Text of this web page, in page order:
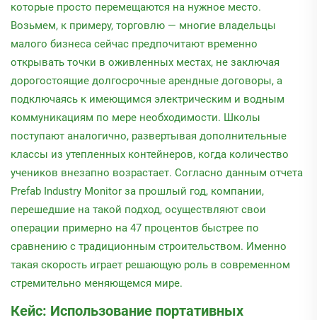
которые просто перемещаются на нужное место.
Возьмем, к примеру, торговлю — многие владельцы
малого бизнеса сейчас предпочитают временно
открывать точки в оживленных местах, не заключая
дорогостоящие долгосрочные арендные договоры, а
подключаясь к имеющимся электрическим и водным
коммуникациям по мере необходимости. Школы
поступают аналогично, развертывая дополнительные
классы из утепленных контейнеров, когда количество
учеников внезапно возрастает. Согласно данным отчета
Prefab Industry Monitor за прошлый год, компании,
перешедшие на такой подход, осуществляют свои
операции примерно на 47 процентов быстрее по
сравнению с традиционным строительством. Именно
такая скорость играет решающую роль в современном
стремительно меняющемся мире.
Кейс: Использование портативных